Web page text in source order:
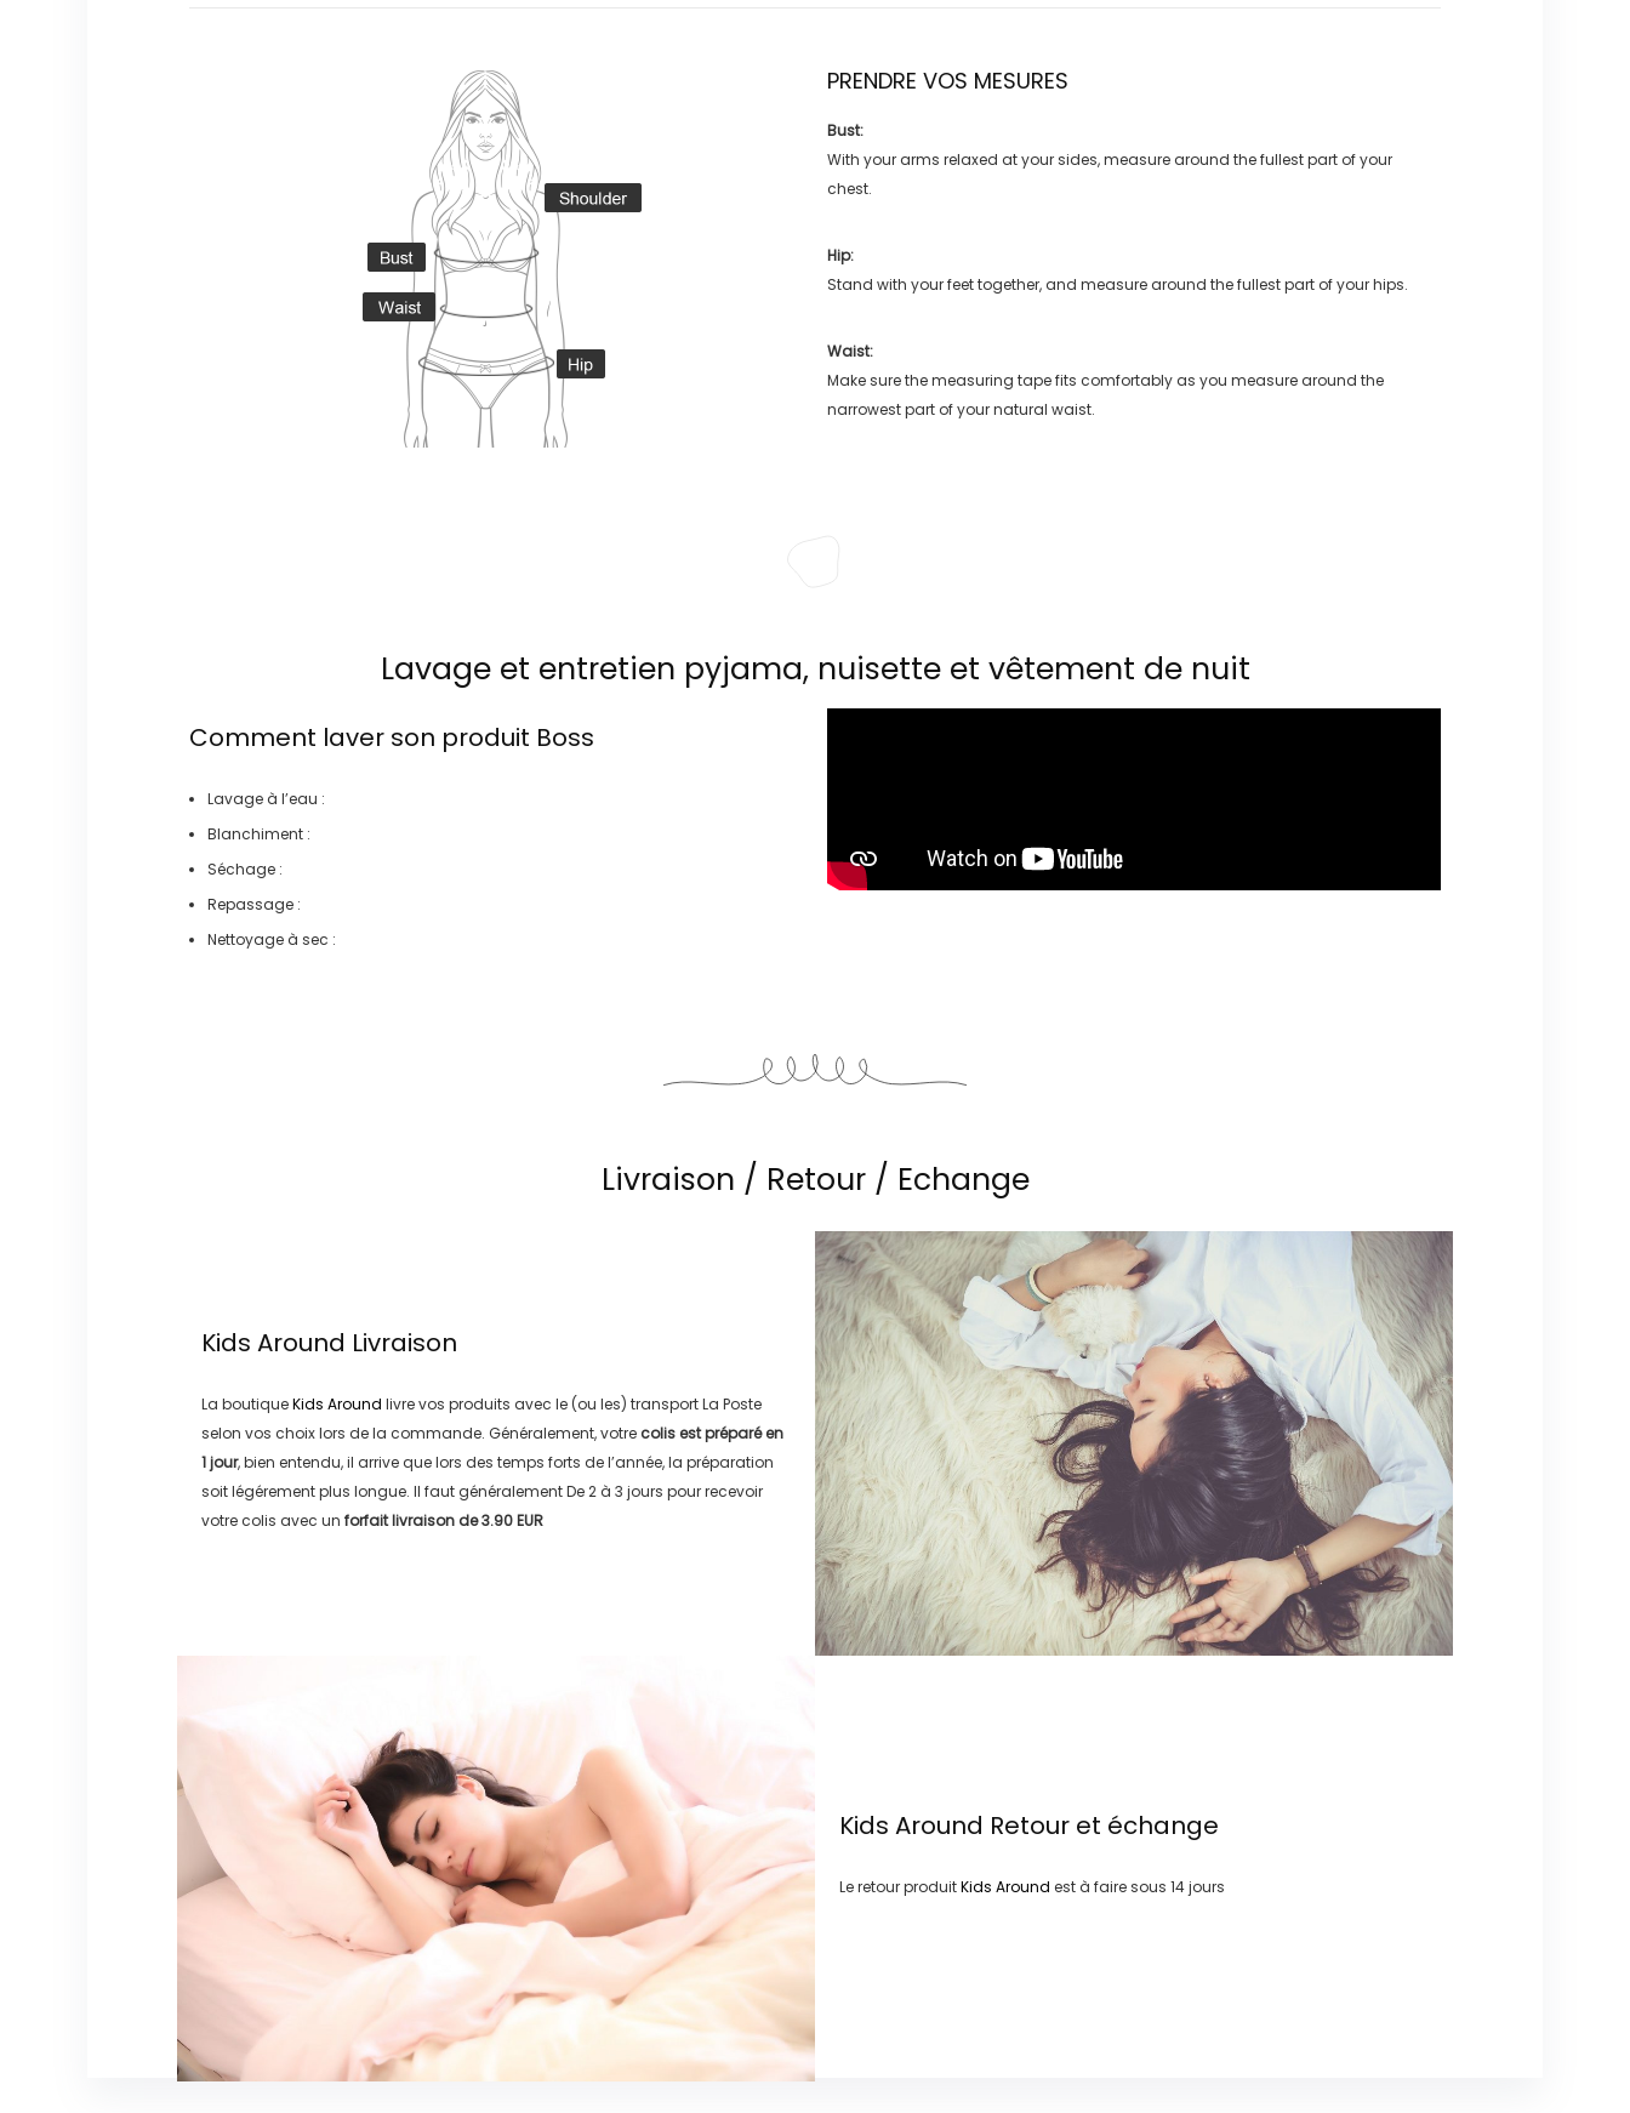
PRENDRE VOS MESURES
Bust:
With your arms relaxed at your sides, measure around the fullest part of your
chest.
Hip:
Stand with your feet together, and measure around the fullest part of your hips.
Waist:
Make sure the measuring tape fits comfortably as you measure around the
narrowest part of your natural waist.
Lavage et entretien pyjama, nuisette et vêtement de nuit
Comment laver son produit Boss
Lavage à l’eau :
Blanchiment :
Séchage :
Repassage :
Nettoyage à sec :
Livraison / Retour / Echange
Kids Around Livraison
La boutiqueKids Around livre vos produits avec le (ou les) transportLa Poste
selon vos choix lors de la commande. Généralement, votre colis est préparé en
1 jour, bien entendu, il arrive que lors des temps forts de l’année, la préparation
soit légérement plus longue. Il faut généralementDe 2 à 3 jours pour recevoir
votre colis avec un forfait livraison de3.90 EUR
Kids Around Retour et échange
Le retour produitKids Around est à faire sous 14 jours